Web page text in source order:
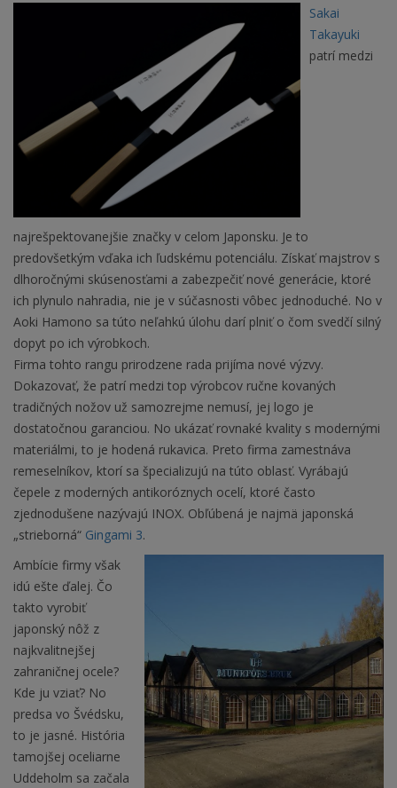
Sakai
Takayuki
patrí medzi
najrešpektovanejšie značky v celom Japonsku. Je to
predovšetkým vďaka ich ľudskému potenciálu. Získať majstrov s
dlhoročnými skúsenosťami a zabezpečiť nové generácie, ktoré
ich plynulo nahradia, nie je v súčasnosti vôbec jednoduché. No v
Aoki Hamono sa túto neľahkú úlohu darí plniť o čom svedčí silný
dopyt po ich výrobkoch.
Firma tohto rangu prirodzene rada prijíma nové výzvy.
Dokazovať, že patrí medzi top výrobcov ručne kovaných
tradičných nožov už samozrejme nemusí, jej logo je
dostatočnou garanciou. No ukázať rovnaké kvality s modernými
materiálmi, to je hodená rukavica. Preto firma zamestnáva
remeselníkov, ktorí sa špecializujú na túto oblasť. Vyrábajú
čepele z moderných antikoróznych ocelí, ktoré často
zjednodušene nazývajú INOX. Obľúbená je najmä japonská
„strieborná“ Gingami 3.
Ambície firmy však
idú ešte ďalej. Čo
takto vyrobiť
japonský nôž z
najkvalitnejšej
zahraničnej ocele?
Kde ju vziať? No
predsa vo Švédsku,
to je jasné. História
tamojšej oceliarne
Uddeholm sa začala